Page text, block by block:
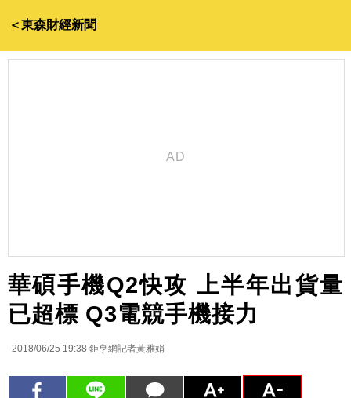
＜東森財經新聞
華碩手機Q2快攻 上半年出貨量
已超標 Q3電競手機接力
2018/06/25 19:38 鉅亨網記者黃雅娟